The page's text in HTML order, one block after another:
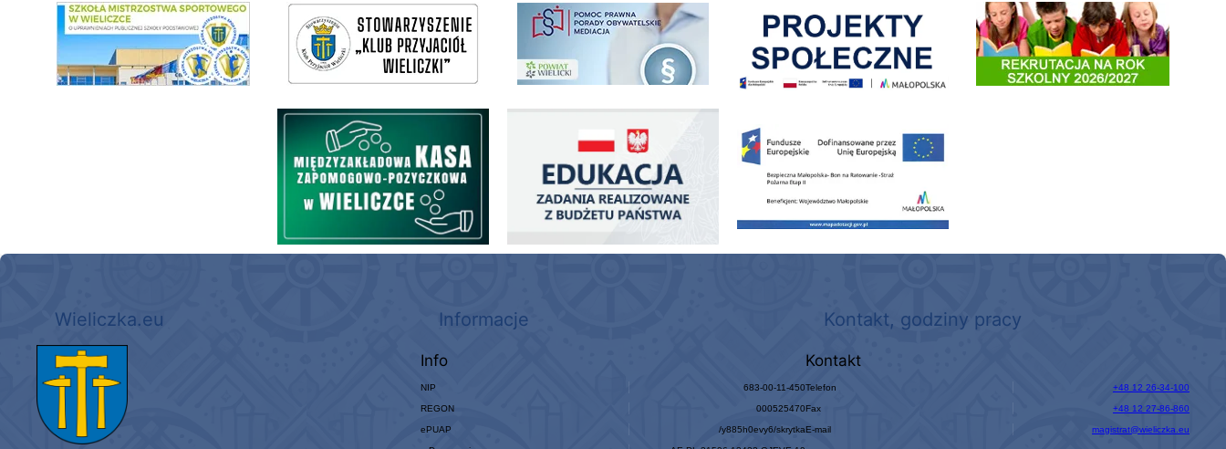
link do SMS Wieliczka wieliczka-wieliczanie na bis pomoc prawna wieliczka Informacja o terminach rekrutacji na rok szkolny 2026/
Międzyzakładowa Kasa Zapomogowo - Pożyczkowa
Zakup fabrycznie nowego, średniego samochodu ratowniczo-gaśniczego z napędem 4x4 dla OSP Kokotów
Wieliczka.eu Informacje
Info
NIP 683-00-11-450
REGON 000525470
ePUAP /y885h0evy6/skrytka
Kontakt, godziny pracy
Kontakt
Telefon +48 12 26-34-100
Fax +48 12 27-86-860
E-mail magistrat@wieliczka.eu